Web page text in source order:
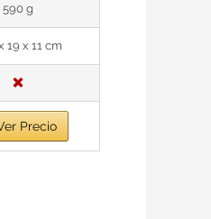
590 g
19 x 11 cm
Precio